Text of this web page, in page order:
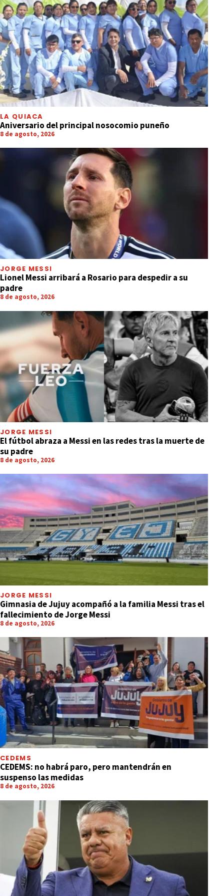
LA QUIACA
Aniversario del principal nosocomio puneño
8 de agosto, 2026
JORGE MESSI
Lionel Messi arribará a Rosario para despedir a su
padre
8 de agosto, 2026
JORGE MESSI
El fútbol abraza a Messi en las redes tras la muerte de
su padre
8 de agosto, 2026
JORGE MESSI
Gimnasia de Jujuy acompañó a la familia Messi tras el
fallecimiento de Jorge Messi
8 de agosto, 2026
CEDEMS
CEDEMS: no habrá paro, pero mantendrán en
suspenso las medidas
8 de agosto, 2026